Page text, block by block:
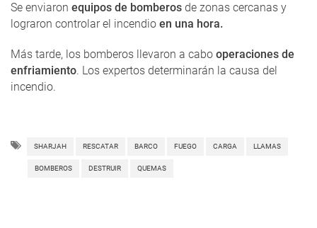
Se enviaron equipos de bomberos de zonas cercanas y
lograron controlar el incendio en una hora.
Más tarde, los bomberos llevaron a cabo operaciones de
enfriamiento. Los expertos determinarán la causa del
incendio.
SHARJAH RESCATAR BARCO FUEGO CARGA LLAMAS
BOMBEROS DESTRUIR QUEMAS